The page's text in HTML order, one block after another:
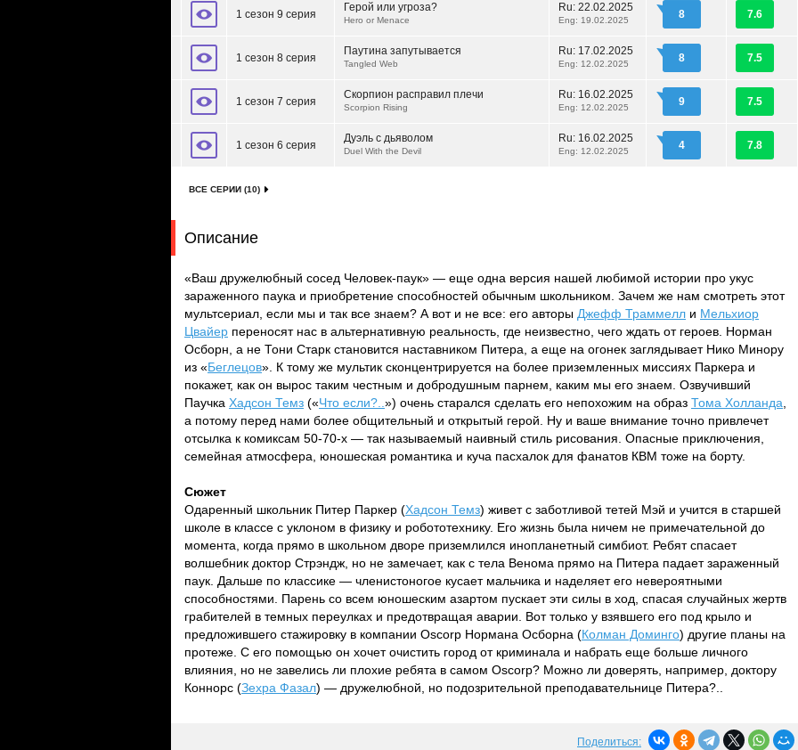
1 сезон 9 серия
Герой или угроза?
Hero or Menace
Ru: 22.02.2025
Eng: 19.02.2025 8 7.6
1 сезон 8 серия
Паутина запутывается
Tangled Web
Ru: 17.02.2025
Eng: 12.02.2025 8 7.5
1 сезон 7 серия
Скорпион расправил плечи
Scorpion Rising
Ru: 16.02.2025
Eng: 12.02.2025 9 7.5
1 сезон 6 серия
Дуэль с дьяволом
Duel With the Devil
Ru: 16.02.2025
Eng: 12.02.2025 4 7.8
ВСЕ СЕРИИ (10)
Описание
«Ваш дружелюбный сосед Человек-паук» — еще одна версия нашей любимой истории про укус
зараженного паука и приобретение способностей обычным школьником. Зачем же нам смотреть этот
мультсериал, если мы и так все знаем? А вот и не все: его авторы Джефф Траммелл и Мельхиор
Цвайер переносят нас в альтернативную реальность, где неизвестно, чего ждать от героев. Норман
Осборн, а не Тони Старк становится наставником Питера, а еще на огонек заглядывает Нико Минору
из «Беглецов». К тому же мультик сконцентрируется на более приземленных миссиях Паркера и
покажет, как он вырос таким честным и добродушным парнем, каким мы его знаем. Озвучивший
Паучка Хадсон Темз («Что если?.. ») очень старался сделать его непохожим на образ Тома Холланда
а потому перед нами более общительный и открытый герой. Ну и ваше внимание точно привлечет
отсылка к комиксам 50-70-х — так называемый наивный стиль рисования. Опасные приключения,
семейная атмосфера, юношеская романтика и куча пасхалок для фанатов КВМ тоже на борту.
Сюжет
Одаренный школьник Питер Паркер (Хадсон Темз) живет с заботливой тетей Мэй и учится в старшей
школе в классе с уклоном в физику и робототехнику. Его жизнь была ничем не примечательной до
момента, когда прямо в школьном дворе приземлился инопланетный симбиот. Ребят спасает
волшебник доктор Стрэндж, но не замечает, как с тела Венома прямо на Питера падает зараженный
паук. Дальше по классике — членистоногое кусает мальчика и наделяет его невероятными
способностями. Парень со всем юношеским азартом пускает эти силы в ход, спасая случайных жертв
грабителей в темных переулках и предотвращая аварии. Вот только у взявшего его под крыло и
предложившего стажировку в компании Oscorp Нормана Осборна (Колман Доминго) другие планы на
протеже. С его помощью он хочет очистить город от криминала и набрать еще больше личного
влияния, но не завелись ли плохие ребята в самом Oscorp? Можно ли доверять, например, доктору
Коннорс (Зехра Фазал) — дружелюбной, но подозрительной преподавательнице Питера?..
Поделиться: